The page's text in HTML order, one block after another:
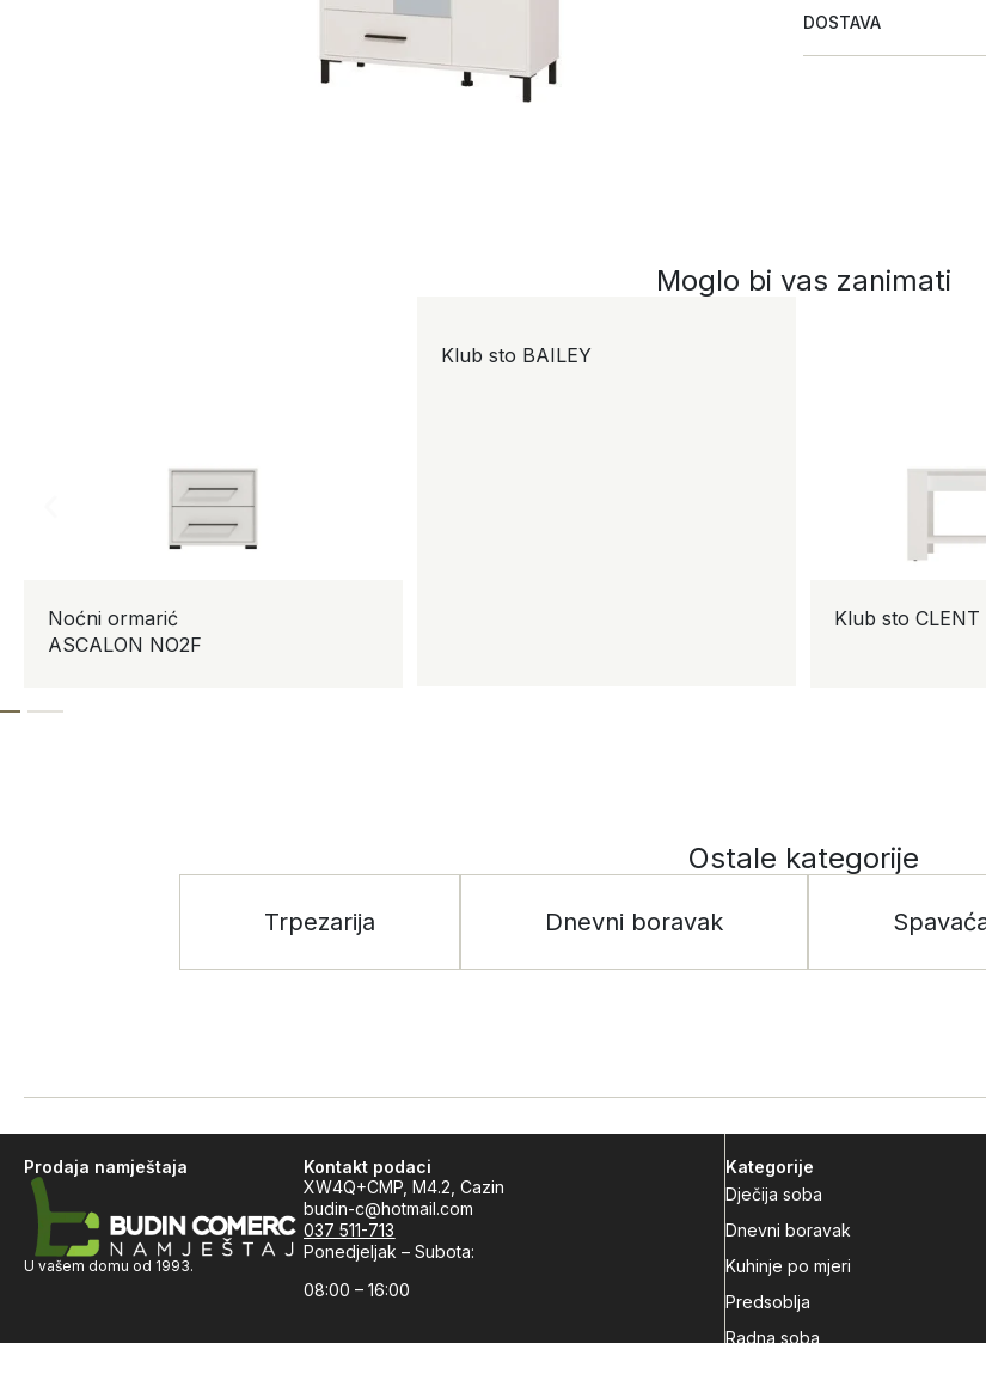
DOSTAVA
Moglo bi vas zanimati
Noćni ormarić
ASCALON NO2F
Klub sto BAILEY
Klub sto CLENT
Ostale kategorije
Trpezarija Dnevni boravak
Prodaja namještaja
U vašem domu od 1993.
Kontakt podaci
XW4Q+CMP, M4.2, Cazin
budin-c@hotmail.com
037 511-713
Ponedjeljak – Subota:
08:00 – 16:00
Kategorije
Dječija soba
Dnevni boravak
Kuhinje po mjeri
Predsoblja
Radna soba